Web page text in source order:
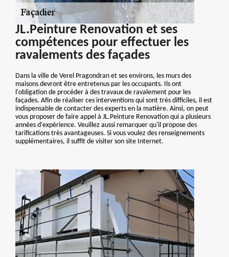
JL.Peinture Renovation et ses
compétences pour effectuer les
ravalements des façades
Dans la ville de Verel Pragondran et ses environs, les murs des
maisons devront être entretenus par les occupants. Ils ont
l'obligation de procéder à des travaux de ravalement pour les
façades. Afin de réaliser ces interventions qui sont très difficiles, il est
indispensable de contacter des experts en la matière. Ainsi, on peut
vous proposer de faire appel à JL.Peinture Renovation qui a plusieurs
années d'expérience. Veuillez aussi remarquer qu'il propose des
tarifications très avantageuses. Si vous voulez des renseignements
supplémentaires, il suffit de visiter son site Internet.